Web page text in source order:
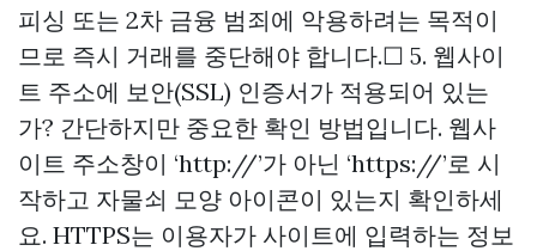
피싱 또는 2차 금융 범죄에 악용하려는 목적이
므로 즉시 거래를 중단해야 합니다.☐ 5. 웹사이
트 주소에 보안(SSL) 인증서가 적용되어 있는
가? 간단하지만 중요한 확인 방법입니다. 웹사
이트 주소창이 ‘http://’가 아닌 ‘https://’로 시
작하고 자물쇠 모양 아이콘이 있는지 확인하세
요. HTTPS는 이용자가 사이트에 입력하는 정보